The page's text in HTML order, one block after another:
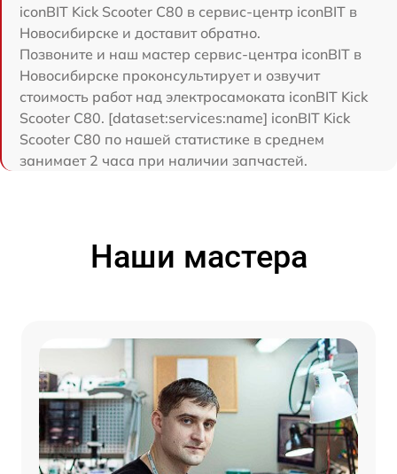
iconBIT Kick Scooter C80 в сервис-центр iconBIT в
Новосибирске и доставит обратно.
Позвоните и наш мастер сервис-центра iconBIT в
Новосибирске проконсультирует и озвучит
стоимость работ над электросамоката iconBIT Kick
Scooter C80. [dataset:services:name] iconBIT Kick
Scooter C80 по нашей статистике в среднем
занимает 2 часа при наличии запчастей.
Наши мастера